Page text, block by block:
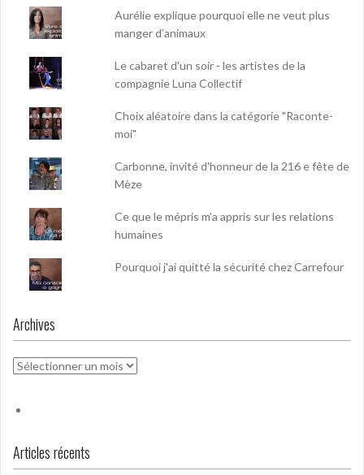
Aurélie explique pourquoi elle ne veut plus
manger d’animaux
Le cabaret d'un soir - les artistes de la
compagnie Luna Collectif
Choix aléatoire dans la catégorie "Raconte-
moi"
Carbonne, invité d'honneur de la 216 e fête de
Mèze
Ce que le mépris m’a appris sur les relations
humaines
Pourquoi j'ai quitté la sécurité chez Carrefour
Archives
Archives
Articles récents